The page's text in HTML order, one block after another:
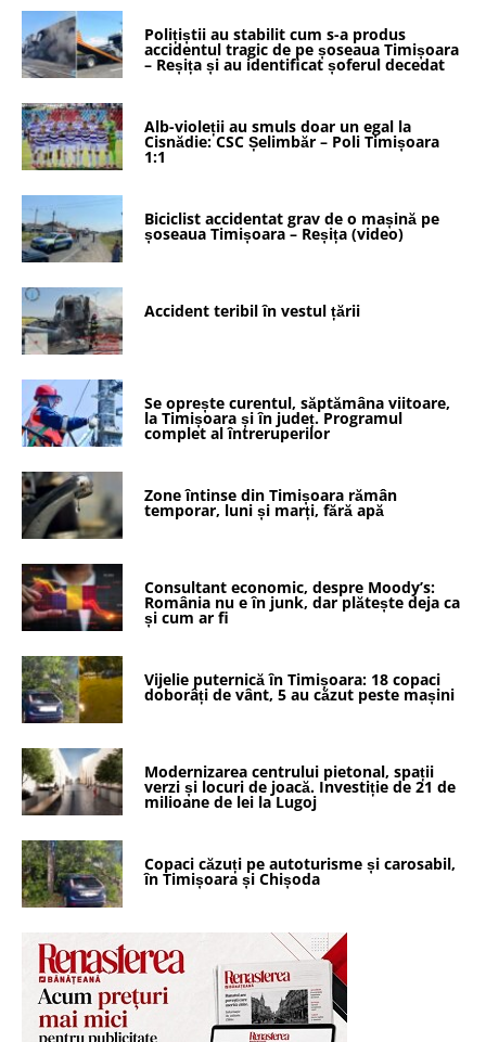
Polițiștii au stabilit cum s-a produs
accidentul tragic de pe șoseaua Timișoara
– Reșița și au identificat șoferul decedat
Alb-violeții au smuls doar un egal la
Cisnădie: CSC Șelimbăr – Poli Timișoara
1:1
Biciclist accidentat grav de o mașină pe
șoseaua Timișoara – Reșița (video)
Accident teribil în vestul țării
Se oprește curentul, săptămâna viitoare,
la Timișoara și în județ. Programul
complet al întreruperilor
Zone întinse din Timișoara rămân
temporar, luni și marți, fără apă
Consultant economic, despre Moody’s:
România nu e în junk, dar plătește deja ca
și cum ar fi
Vijelie puternică în Timișoara: 18 copaci
doborâți de vânt, 5 au căzut peste mașini
Modernizarea centrului pietonal, spații
verzi și locuri de joacă. Investiție de 21 de
milioane de lei la Lugoj
Copaci căzuți pe autoturisme și carosabil,
în Timișoara și Chișoda